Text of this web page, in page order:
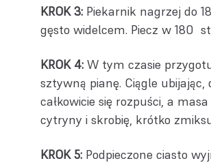
KROK 3: Piekarnik nagrzej do
gęsto widelcem. Piecz w 180
KROK 4: W tym czasie
sztywną pianę. Ciągle
całkowicie się rozpuści, a
cytryny i skrobię, krótko
KROK 5: Podpieczone ciasto